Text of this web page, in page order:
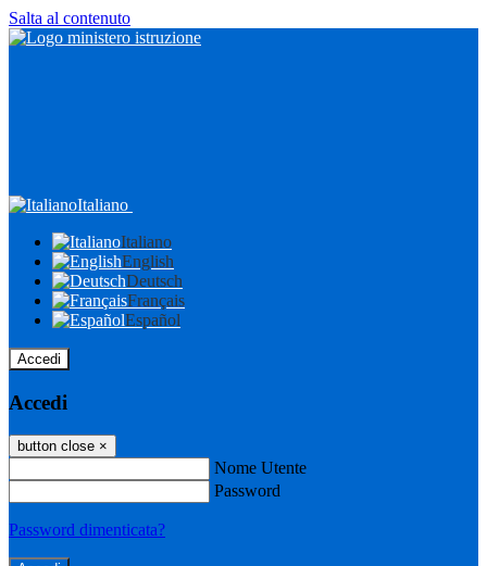
Salta al contenuto
Italiano
Italiano
English
Deutsch
Français
Español
Accedi
Accedi
button close ×
Nome Utente
Password
Password dimenticata?